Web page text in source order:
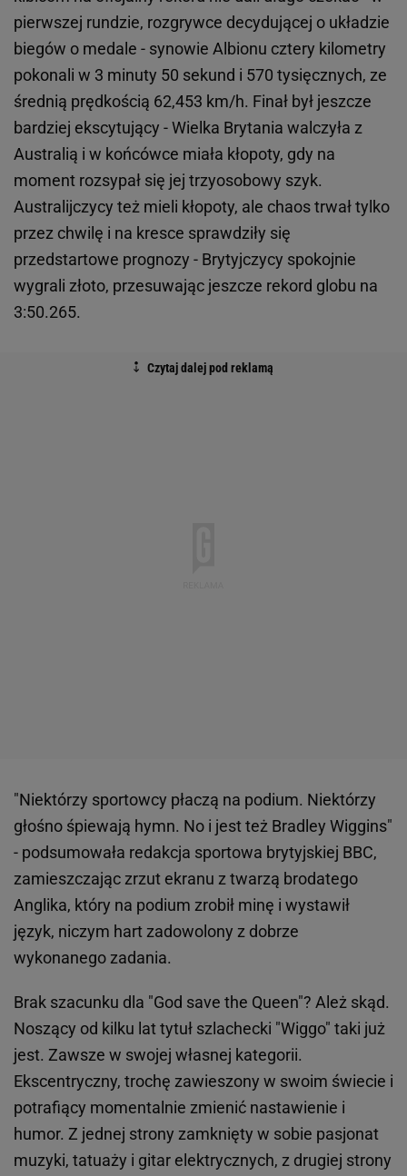
pierwszej rundzie, rozgrywce decydującej o układzie
biegów o medale - synowie Albionu cztery kilometry
pokonali w 3 minuty 50 sekund i 570 tysięcznych, ze
średnią prędkością 62,453 km/h. Finał był jeszcze
bardziej ekscytujący - Wielka Brytania walczyła z
Australią i w końcówce miała kłopoty, gdy na
moment rozsypał się jej trzyosobowy szyk.
Australijczycy też mieli kłopoty, ale chaos trwał tylko
przez chwilę i na kresce sprawdziły się
przedstartowe prognozy - Brytyjczycy spokojnie
wygrali złoto, przesuwając jeszcze rekord globu na
3:50.265.
"Niektórzy sportowcy płaczą na podium. Niektórzy
głośno śpiewają hymn. No i jest też Bradley Wiggins"
- podsumowała redakcja sportowa brytyjskiej BBC,
zamieszczając zrzut ekranu z twarzą brodatego
Anglika, który na podium zrobił minę i wystawił
język, niczym hart zadowolony z dobrze
wykonanego zadania.
Brak szacunku dla "God save the Queen"? Ależ skąd.
Noszący od kilku lat tytuł szlachecki "Wiggo" taki już
jest. Zawsze w swojej własnej kategorii.
Ekscentryczny, trochę zawieszony w swoim świecie i
potrafiący momentalnie zmienić nastawienie i
humor. Z jednej strony zamknięty w sobie pasjonat
muzyki, tatuaży i gitar elektrycznych, z drugiej strony